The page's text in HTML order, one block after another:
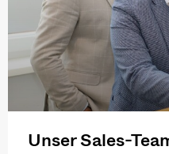
Unser Sales-